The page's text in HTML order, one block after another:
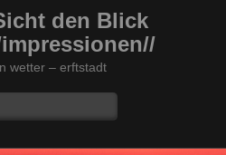
den Blick
wetter – erftstadt